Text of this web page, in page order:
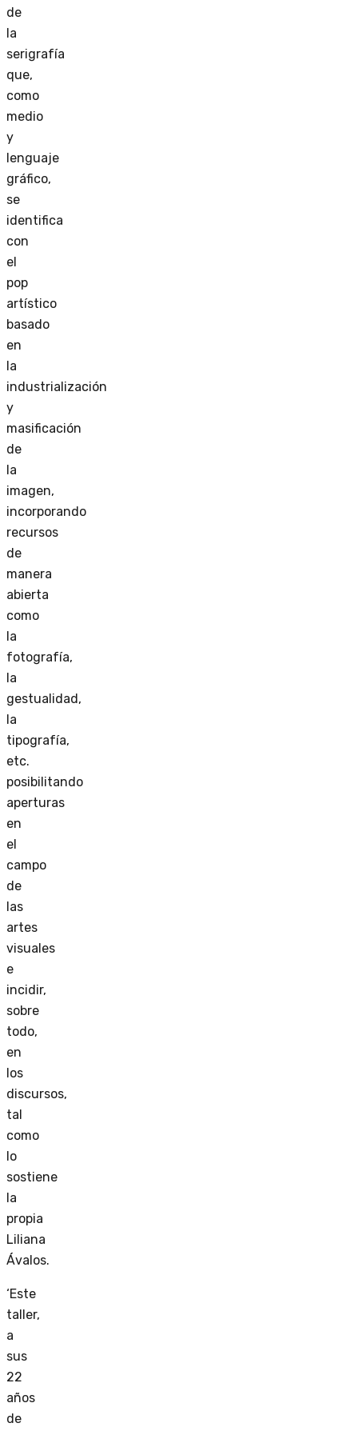
de
la
serigrafía
que,
como
medio
y
lenguaje
gráfico,
se
identifica
con
el
pop
artístico
basado
en
la
industrialización
y
masificación
de
la
imagen,
incorporando
recursos
de
manera
abierta
como
la
fotografía,
la
gestualidad,
la
tipografía,
etc.
posibilitando
aperturas
en
el
campo
de
las
artes
visuales
e
incidir,
sobre
todo,
en
los
discursos,
tal
como
lo
sostiene
la
propia
Liliana
Ávalos.
‘Este
taller,
a
sus
22
años
de